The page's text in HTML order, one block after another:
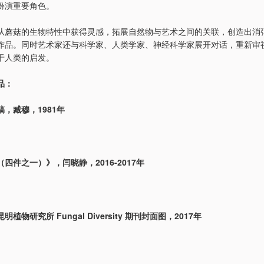
重要角色。
蘑菇的生物特性中获得灵感，拓展自然物与艺术之间的关联，创造出消
品。同时艺术家还与科学家、人类学家、神经科学家展开对话，重新审
类的启发。
：
，臧穆，1981年
四件之一）》，闫晓静，2016-2017年
明植物研究所 Fungal Diversity 期刊封面图，2017年